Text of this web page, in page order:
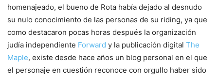
homenajeado, el bueno de Rota había dejado al desnudo
su nulo conocimiento de las personas de su riding, ya que
como destacaron pocas horas después la organización
judía independiente Forward y la publicación digital The
Maple, existe desde hace años un blog personal en el que
el personaje en cuestión reconoce con orgullo haber sido